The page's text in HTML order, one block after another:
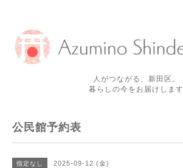
人がつながる、新田区。
暮らしの今をお届けします
公民館予約表
指定なし 2025-09-12 (金)